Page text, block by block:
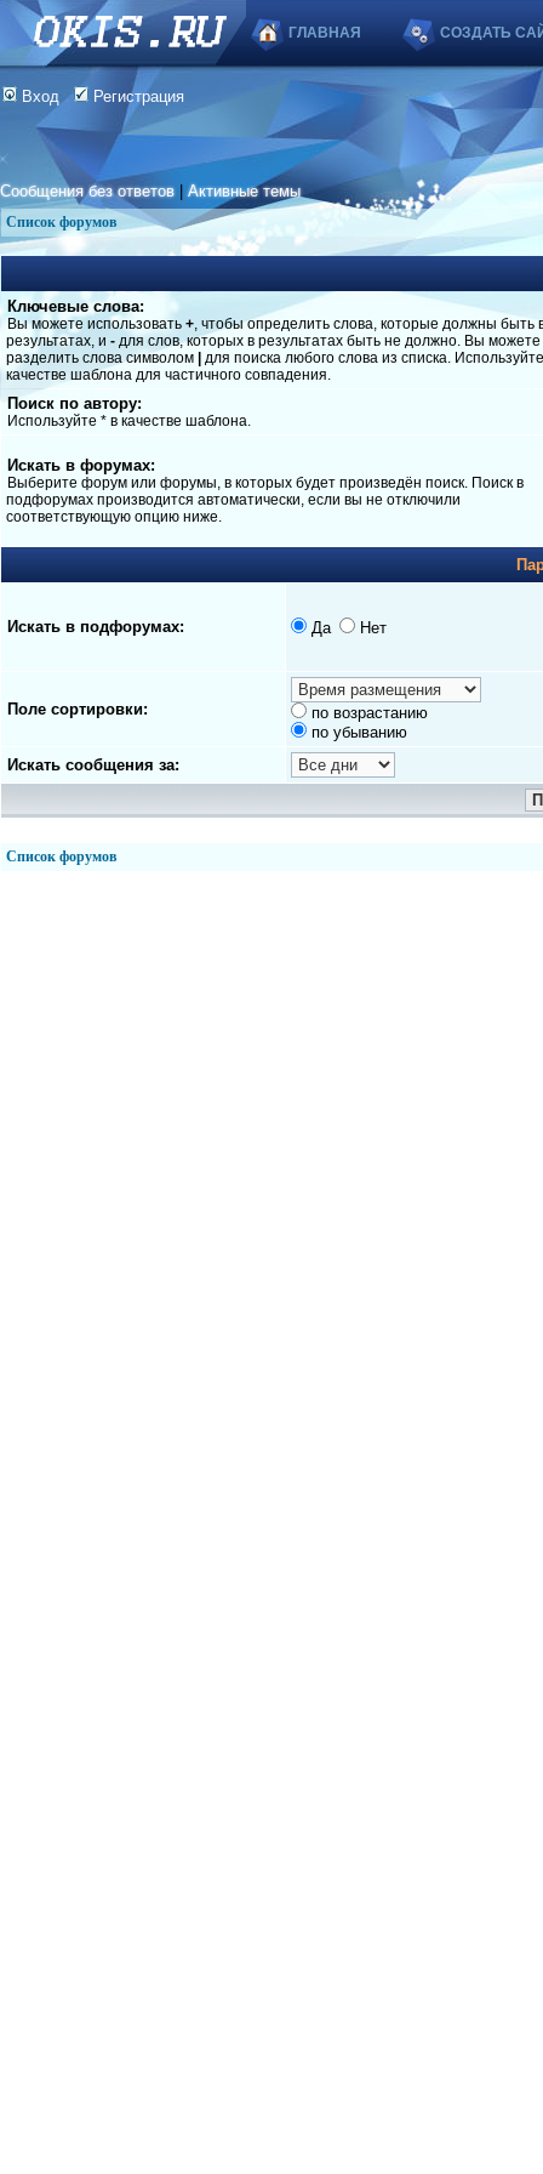
ГЛАВНАЯ СОЗДАТЬ
Вход Регистрация
Сообщения без ответов |Активные темы
Список форумов
Ключевые слова:
Вы можете использовать +, чтобы определить слова, которые должны быть
результатах, и - для слов, которых в результатах быть не должно. Вы можете
разделить слова символом
для поиска любого слова из списка.
качестве шаблона для частичного совпадения.
Поиск по автору:
Используйте * в качестве шаблона.
Искать в форумах:
Выберите форум или форумы, в которых будет произведён поиск. Поиск в
подфорумах производится автоматически, если вы не отключили
соответствующую опцию ниже.
Искать в подфорумах: Да Нет
Поле сортировки:
по возрастанию
по убыванию
Искать сообщения за:
Список форумов